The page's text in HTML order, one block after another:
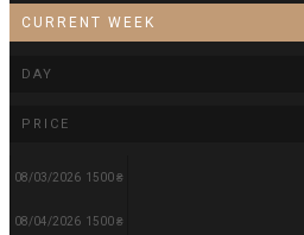
CURRENT WEEK
DAY
PRICE
08/03/2026 1500 ₴
08/04/2026 1500 ₴